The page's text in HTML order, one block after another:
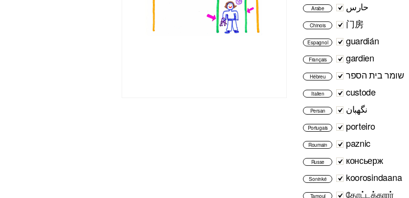
Arabe حارس
Chinois 门房
Espagnol guardián
Français gardien
Hébreu שומר בית הספר
Italien custode
Persan نگهبان
Portugais porteiro
Roumain paznic
Russe консьерж
Soninké koorosindaana
Tamoul தோட்டக்காரர்